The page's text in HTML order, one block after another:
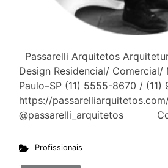
Passarelli Arquitetos
Design Residencial/ Comercial/
Paulo–SP (11) 5555-8670 /
https://
@passarelli_arquitetos
Profissionais